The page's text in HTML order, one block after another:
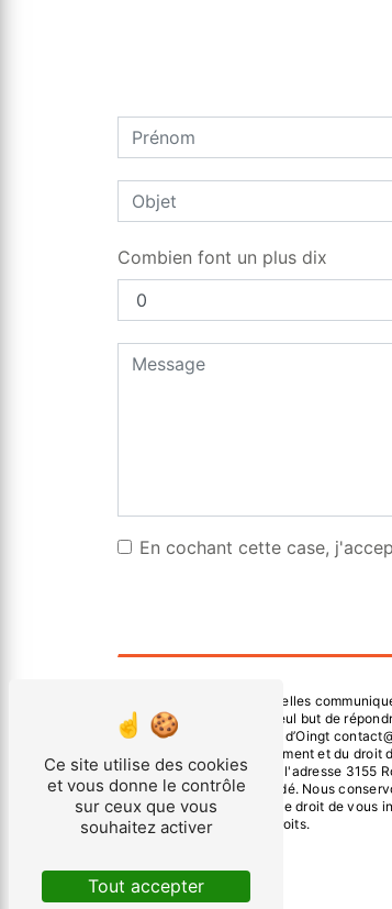
Combien font un plus dix
En cochant cette case,
** Les données personnelles
sous-traitants dans le seul but de
Bois - d’Oingt 69620 Val d’Oingt
consentement à tout moment et du
droits par voie postale à l'adresse 3155
pourra vous être demandé. Nous
contentieux. Vous avez le droit de vous
d’informations sur vos droits.
Ce site utilise des cookies
et vous donne le contrôle
sur ceux que vous
souhaitez activer
Tout accepter